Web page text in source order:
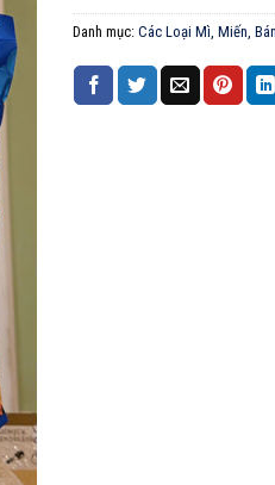
Danh mục: Các Loại Mì, Miến,